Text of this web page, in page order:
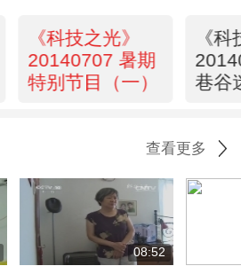
《科技之光》
20140707 暑期
特别节目（一）
《
巷谷
查看更多
08:52